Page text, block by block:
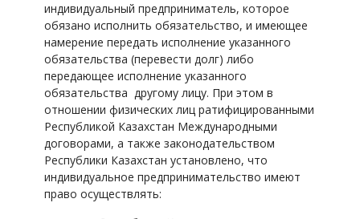
индивидуальный предприниматель, которое
обязано исполнить обязательство, и имеющее
намерение передать исполнение указанного
обязательства (перевести долг) либо
передающее исполнение указанного
обязательства другому лицу. При этом в
отношении физических лиц ратифицированными
Республикой Казахстан Международными
договорами, а также законодательством
Республики Казахстан установлено, что
индивидуальное предпринимательство имеют
право осуществлять: